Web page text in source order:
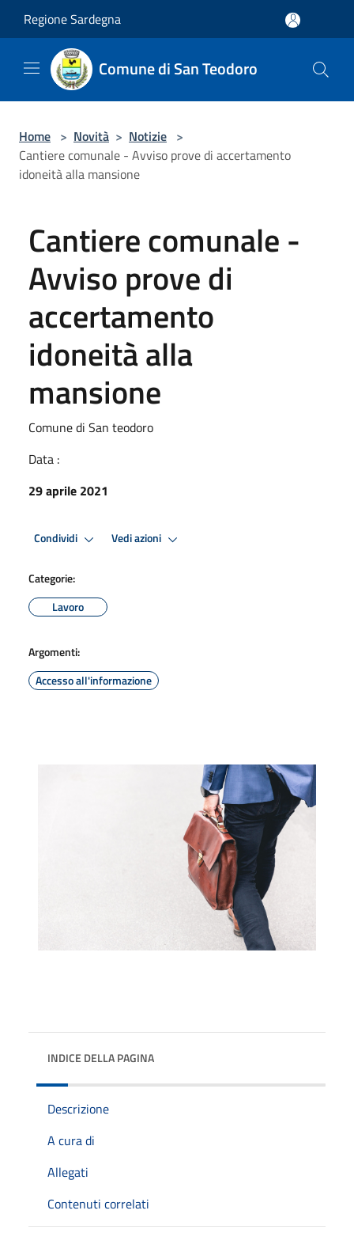
Regione Sardegna
Comune di San Teodoro
Home > Novità > Notizie >
Cantiere comunale - Avviso prove di accertamento
idoneità alla mansione
Cantiere comunale -
Avviso prove di
accertamento
idoneità alla
mansione
Comune di San teodoro
Data :
29 aprile 2021
Condividi Vedi azioni
Categorie:
Lavoro
Argomenti:
Accesso all'informazione
INDICE DELLA PAGINA
Descrizione
A cura di
Allegati
Contenuti correlati